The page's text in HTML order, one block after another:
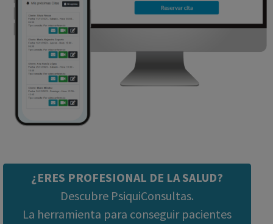
¿ERES PROFESIONAL DE LA SALUD?
Descubre PsiquiConsultas.
La herramienta para conseguir pacientes